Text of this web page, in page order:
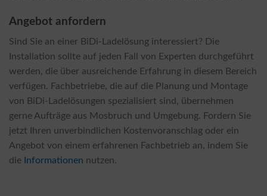
Angebot anfordern
Sind Sie an einer BiDi-Ladelösung interessiert? Die
Installation sollte auf jeden Fall von Experten durchgeführt
werden, die über ausreichende Erfahrung in diesem Bereich
verfügen. Fachbetriebe, die auf die Planung und Montage
von BiDi-Ladelösungen spezialisiert sind, übernehmen
gerne Aufträge aus Mosbruch und Umgebung. Fordern Sie
jetzt Ihren unverbindlichen Kostenvoranschlag oder ein
Angebot von einem erfahrenen Fachbetrieb an, indem Sie
die Informationen nutzen.